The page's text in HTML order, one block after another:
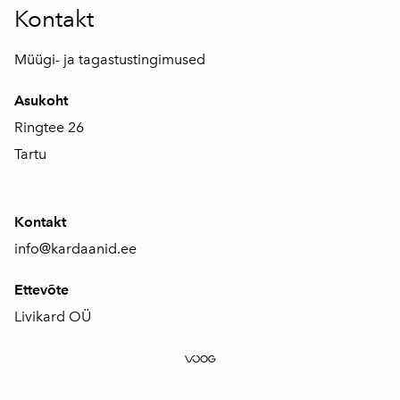
Kontakt
Müügi- ja tagastustingimused
Asukoht
Ringtee 26
Tartu
Kontakt
info@kardaanid.ee
Ettevõte
Livikard OÜ